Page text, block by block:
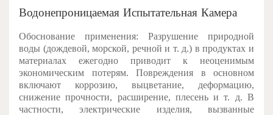
Водонепроницаемая Испытательная Камера
Обоснование применения: Разрушение природной
воды (дождевой, морской, речной и т. д.) в продуктах и
материалах ежегодно приводит к неоценимым
экономическим потерям. Повреждения в основном
включают коррозию, выцветание, деформацию,
снижение прочности, расширение, плесень и т. д. В
частности, электрические изделия, вызванные